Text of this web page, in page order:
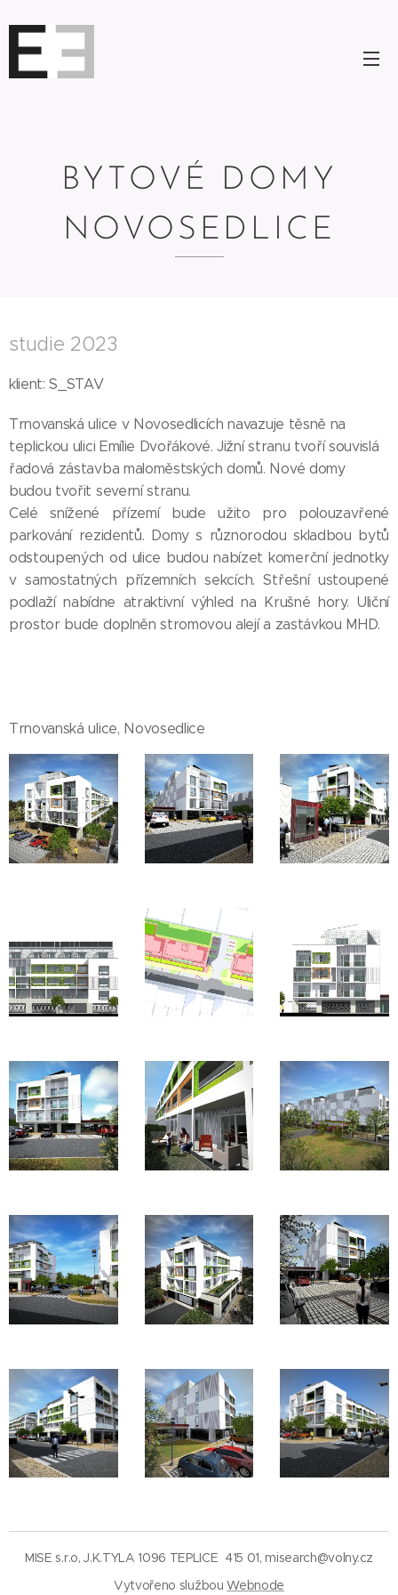
BYTOVÉ DOMY
NOVOSEDLICE
studie 2023
klient: S_STAV
Trnovanská ulice v Novosedlicích navazuje těsně na
teplickou ulici Emílie Dvořákové. Jižní stranu tvoří souvislá
řadová zástavba maloměstských domů. Nové domy
budou tvořit severní stranu.
Celé snížené přízemí bude užito pro polouzavřené
parkování rezidentů. Domy s různorodou skladbou bytů
odstoupených od ulice budou nabízet komerční jednotky
v samostatných přízemních sekcích. Střešní ustoupené
podlaží nabídne atraktivní výhled na Krušné hory. Uliční
prostor bude doplněn stromovou alejí a zastávkou MHD.
Trnovanská ulice, Novosedlice
MISE s.r.o, J.K.TYLA 1096 TEPLICE 415 01, misearch@volny.cz
Vytvořeno službouWebnode